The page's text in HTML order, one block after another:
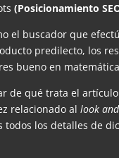
(Posicionamiento
el buscador que
predilecto, los
bueno en
de qué trata el
relacionado allook
todos los detalles de